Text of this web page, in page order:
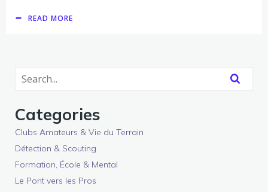
READ MORE
Categories
Clubs Amateurs & Vie du Terrain
Détection & Scouting
Formation, École & Mental
Le Pont vers les Pros